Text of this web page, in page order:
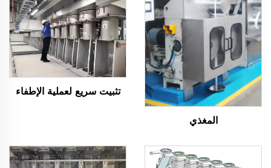
المغذي
تثبيت سريع لعملية الإطفاء